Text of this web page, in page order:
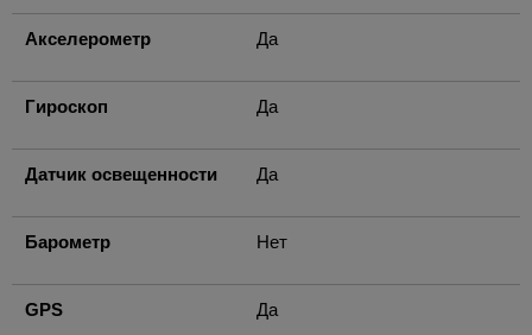
Акселерометр Да
Гироскоп Да
Датчик освещенности Да
Барометр Нет
GPS Да